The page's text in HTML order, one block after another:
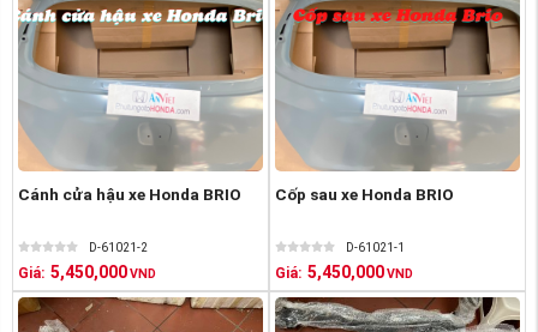
Cánh cửa hậu xe Honda BRIO
D-61021-2
Giá: 5,450,000 VND
Cốp sau xe Honda BRIO
D-61021-1
Giá: 5,450,000 VND